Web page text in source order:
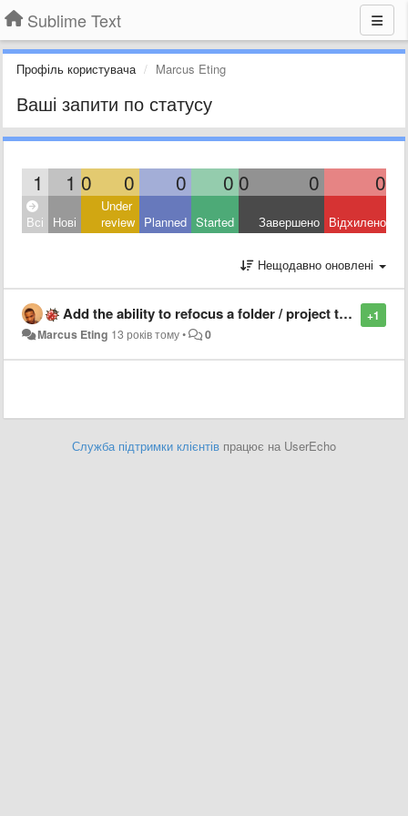
Sublime Text
Профіль користувача Marcus Eting
Ваші запити по статусу
1 1 0 0 0 0 0 0 0
Всі Нові
Under
review Planned Started Завершено Відхилено
Нещодавно оновлені
+1
Add the ability to refocus a folder / project that is already open instead of reopening it in a new window
Marcus Eting 13 років тому• 0
Служба підтримки клієнтів працює на UserEcho